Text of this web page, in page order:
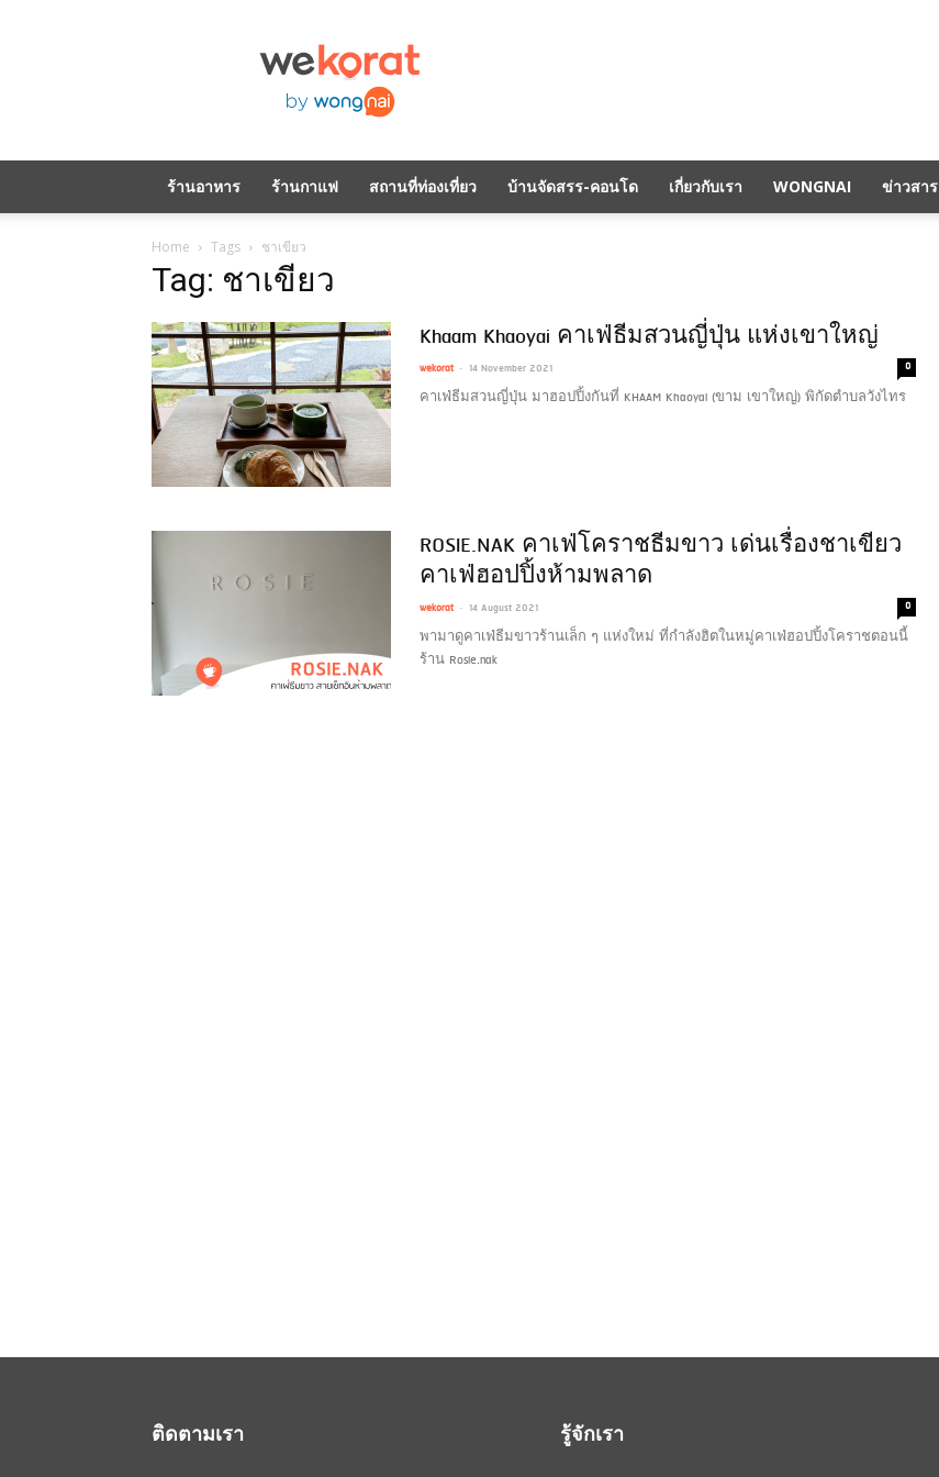
ร้านอาหาร ร้านกาแฟ สถานที่ท่องเที่ยว บ้านจัดสรร-คอนโด เกี่ยวกับเรา WONGNAI ข่าวสาร
Home Tags ชาเขียว
Tag: ชาเขียว
Khaam Khaoyai คาเฟ่ธีมสวนญี่ปุ่น แห่งเขาใหญ่
wekorat - 14 November 2021 0
คาเฟ่ธีมสวนญี่ปุ่น มาฮอปปิ้งกันที่ KHAAM Khaoyai (ขาม เขาใหญ่) พิกัดตำบลวังไทร
ROSIE.NAK คาเฟ่โคราชธีมขาว เด่นเรื่องชาเขียว
คาเฟ่ฮอปปิ้งห้ามพลาด
wekorat - 14 August 2021 0
พามาดูคาเฟ่ธีมขาวร้านเล็ก ๆ แห่งใหม่ ที่กำลังฮิตในหมู่คาเฟ่ฮอปปิ้งโคราชตอนนี้
ร้าน Rosie.nak
ติดตามเรา รู้จักเรา